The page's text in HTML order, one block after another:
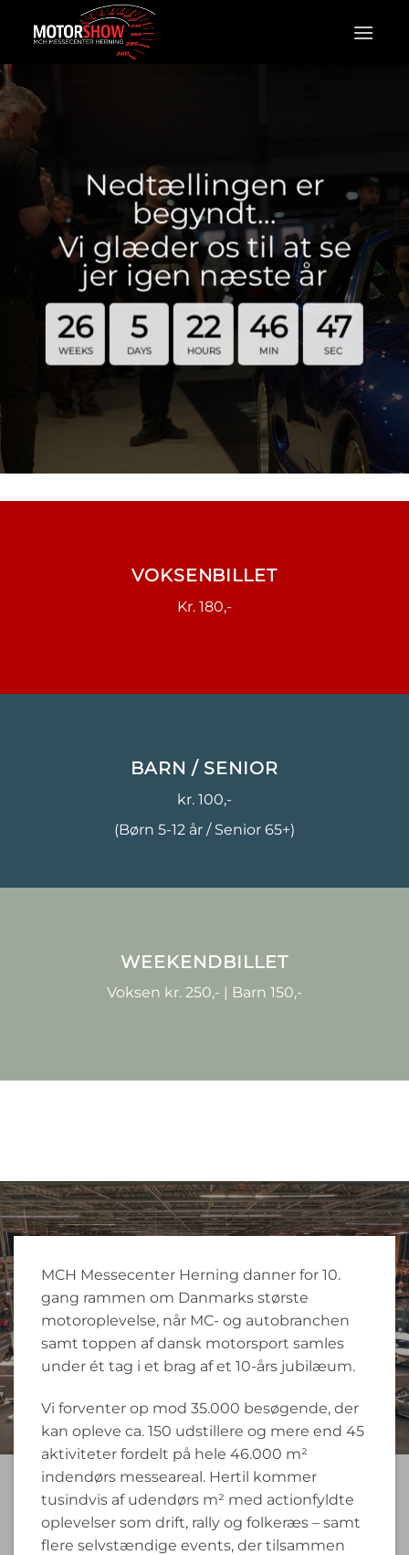
Nedtællingen er
begyndt…
Vi glæder os til at se
jer igen næste år
26
WEEKS
5
DAYS
22
HOURS
46
MIN
46
SEC
VOKSENBILLET
Kr. 180,-
BARN / SENIOR
kr. 100,-
(Børn 5-12 år / Senior 65+)
WEEKENDBILLET
Voksen kr. 250,- | Barn 150,-
MCH Messecenter Herning danner for 10.
gang rammen om Danmarks største
motoroplevelse, når MC- og autobranchen
samt toppen af dansk motorsport samles
under ét tag i et brag af et 10-års jubilæum.
Vi forventer op mod 35.000 besøgende, der
kan opleve ca. 150 udstillere og mere end 45
aktiviteter fordelt på hele 46.000 m²
indendørs messeareal. Hertil kommer
tusindvis af udendørs m² med actionfyldte
oplevelser som drift, rally og folkeræs – samt
flere selvstændige events, der tilsammen